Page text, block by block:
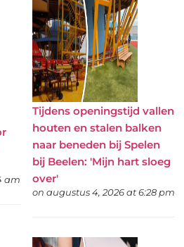
am
Tijdens openingstijd vallen
houten en stalen balken
naar beneden bij Spelen
bij Beelen: 'Mijn hart sloeg
over'
on augustus 4, 2026 at 6:28 pm